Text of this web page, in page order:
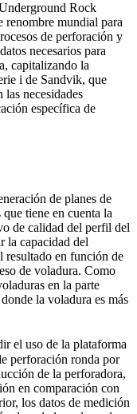
Rock
renombre mundial para
de perforación y
necesarios para
capitalizando la
i de Sandvik, que
las necesidades
específica de
de planes de
tiene en cuenta la
de calidad del perfil del
la capacidad del
resultado en función de
de voladura. Como
en la parte
la voladura es más
el uso de la plataforma
perforación ronda por
de la perforadora,
en comparación con
los datos de medición